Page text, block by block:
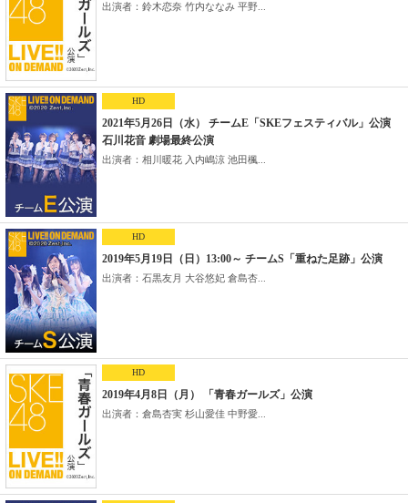
出演者：鈴木恋奈 竹内ななみ 平野...
HD
2021年5月26日（水） チームE「SKEフェスティバル」公演
石川花音 劇場最終公演
出演者：相川暖花 入内嶋涼 池田楓...
HD
2019年5月19日（日）13:00～ チームS「重ねた足跡」公演
出演者：石黒友月 大谷悠妃 倉島杏...
HD
2019年4月8日（月） 「青春ガールズ」公演
出演者：倉島杏実 杉山愛佳 中野愛...